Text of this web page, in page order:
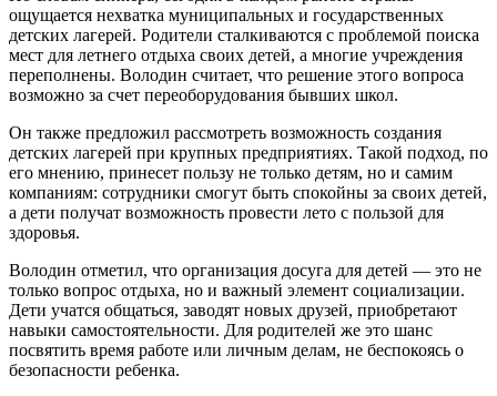
ощущается нехватка муниципальных и государственных
детских лагерей. Родители сталкиваются с проблемой поиска
мест для летнего отдыха своих детей, а многие учреждения
переполнены. Володин считает, что решение этого вопроса
возможно за счет переоборудования бывших школ.
Он также предложил рассмотреть возможность создания
детских лагерей при крупных предприятиях. Такой подход, по
его мнению, принесет пользу не только детям, но и самим
компаниям: сотрудники смогут быть спокойны за своих детей,
а дети получат возможность провести лето с пользой для
здоровья.
Володин отметил, что организация досуга для детей — это не
только вопрос отдыха, но и важный элемент социализации.
Дети учатся общаться, заводят новых друзей, приобретают
навыки самостоятельности. Для родителей же это шанс
посвятить время работе или личным делам, не беспокоясь о
безопасности ребенка.